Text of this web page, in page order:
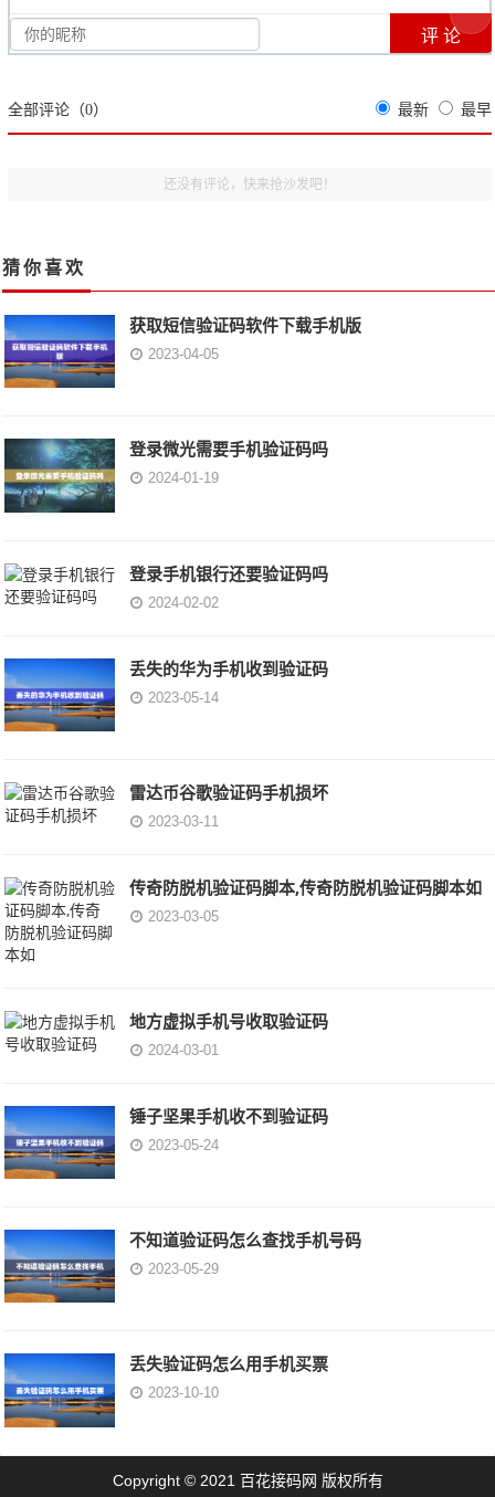
全部评论（0） 最新 最早
还没有评论，快来抢沙发吧！
猜你喜欢
获取短信验证码软件下载手机版
2023-04-05
登录微光需要手机验证码吗
2024-01-19
登录手机银行还要验证码吗
2024-02-02
丢失的华为手机收到验证码
2023-05-14
雷达币谷歌验证码手机损坏
2023-03-11
传奇防脱机验证码脚本,传奇防脱机验证码脚本如
2023-03-05
地方虚拟手机号收取验证码
2024-03-01
锤子坚果手机收不到验证码
2023-05-24
不知道验证码怎么查找手机号码
2023-05-29
丢失验证码怎么用手机买票
2023-10-10
Copyright © 2021 百花接码网 版权所有